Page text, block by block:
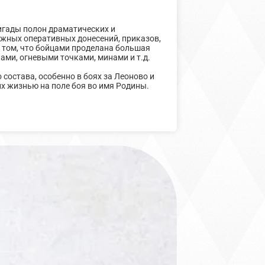
полон драматических и
оперативных донесений, приказов,
том, что бойцами проделана большая
огневыми точками, минами и т.д.
особенно в боях за Леоново и
жизнью на поле боя во имя Родины.